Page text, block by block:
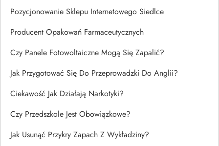
Pozycjonowanie Sklepu Internetowego Siedlce
Producent Opakowań Farmaceutycznych
Czy Panele Fotowoltaiczne Mogą Się Zapalić?
Jak Przygotować Się Do Przeprowadzki Do Anglii?
Ciekawość Jak Działają Narkotyki?
Czy Przedszkole Jest Obowiązkowe?
Jak Usunąć Przykry Zapach Z Wykładziny?